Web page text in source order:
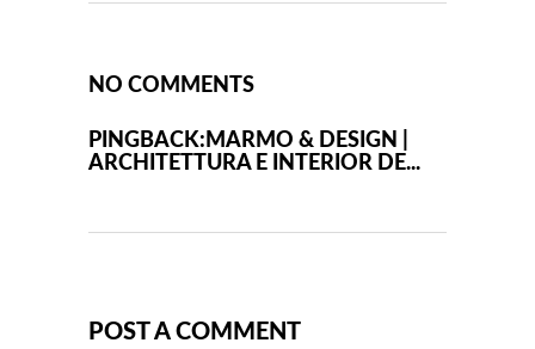
NO COMMENTS
PINGBACK: MARMO & DESIGN |
ARCHITETTURA E INTERIOR DE...
POST A COMMENT